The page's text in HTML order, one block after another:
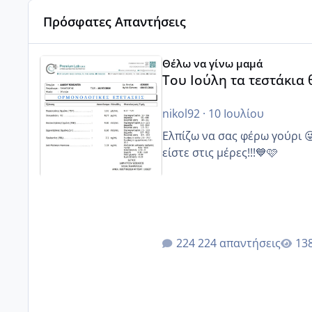
Πρόσφατες Απαντήσεις
Θέλω να γίνω μαμά
Του Ιούλη τα
nikol92· 10 Ιουλίου
Ελπίζω να σας φέρω γούρι
είστε στις μέρες!!!💙🩷
224 απαντήσεις